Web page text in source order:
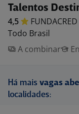
Talentos
4,5
FUNDACRED
Todo Brasil
A combinar
Há mais vagas
localidades: